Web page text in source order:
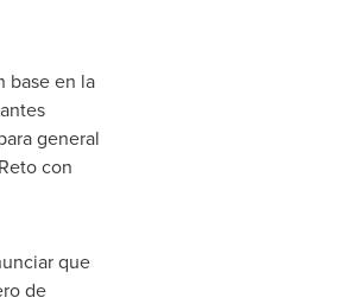
base en la
general
con
que
de